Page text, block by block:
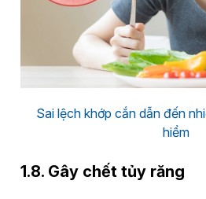
Sai lệch khớp cắn dẫn đến
hiểm
1.8. Gây chết tủy răng